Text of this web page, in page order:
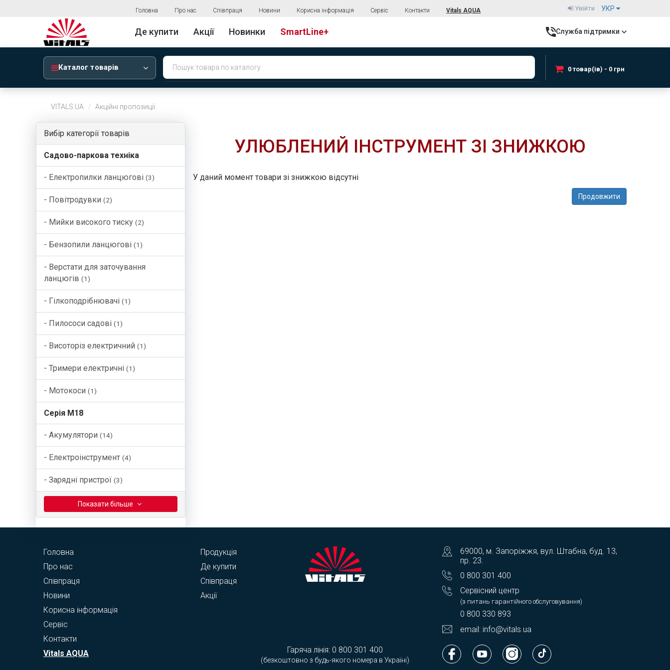
Головна Про нас Співпраця Новини Корисна інформація Сервіс Контакти Vitals AQUA УКР
Увійти
Де купити Акції Новинки SmartLine+ Служба підтримки
Каталог товарів 0 товар(ів) - 0 грн
VITALS.UA Акційні пропозиції
Вибір категорії товарів
Садово-паркова техніка
- Електропилки ланцюгові (3)
- Повітродувки (2)
- Мийки високого тиску (2)
- Бензопили ланцюгові (1)
- Верстати для заточування
ланцюгів (1)
- Гілкоподрібнювачі (1)
- Пилососи садові (1)
- Висоторіз електричний (1)
- Тримери електричні (1)
- Мотокоси (1)
Серія М18
- Акумулятори (14)
- Електроінструмент (4)
- Зарядні пристрої (3)
Показати бiльше
УЛЮБЛЕНИЙ ІНСТРУМЕНТ ЗІ ЗНИЖКОЮ
У даний момент товари зі знижкою відсутні
Продовжити
Головна
Про нас
Співпраця
Новини
Корисна інформація
Сервіс
Контакти
Vitals AQUA
Продукція
Де купити
Співпраця
Акції
69000, м. Запоріжжя, вул. Штабна, буд. 13,
пр. 23.
0 800 301 400
Сервісний центр
(з питань гарантійного обслуговування)
0 800 330 893
email: info@vitals.ua
Гаряча лінія: 0 800 301 400
(безкоштовно з будь-якого номера в Україні)